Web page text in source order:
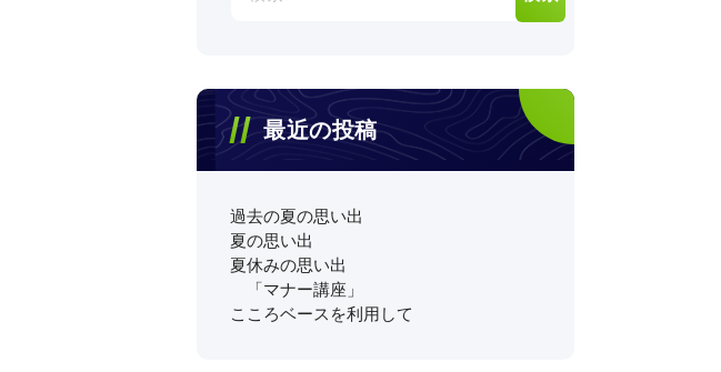
最近の投稿
過去の夏の思い出
夏の思い出
夏休みの思い出
「マナー講座」
こころベースを利用して